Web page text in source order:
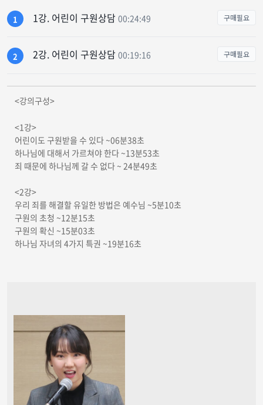
1 1강. 어린이 구원상담 00:24:49 구매필요
2 2강. 어린이 구원상담 00:19:16 구매필요
<강의구성>
<1강>
어린이도 구원받을 수 있다 ~06분38초
하나님에 대해서 가르쳐야 한다 ~13분53초
죄 때문에 하나님께 갈 수 없다 ~ 24분49초
<2강>
우리 죄를 해결할 유일한 방법은 예수님 ~5분10초
구원의 초청 ~12분15초
구원의 확신 ~15분03초
하나님 자녀의 4가지 특권 ~19분16초